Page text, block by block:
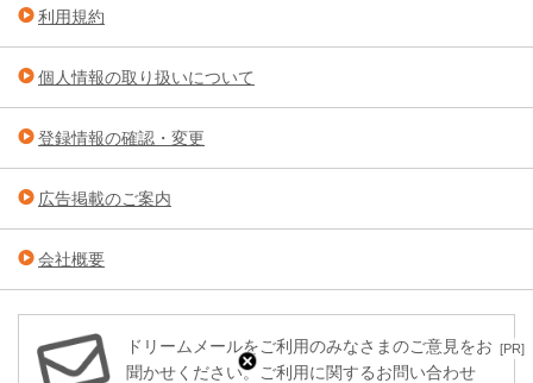
[PR]
利用規約
個人情報の取り扱いについて
登録情報の確認・変更
広告掲載のご案内
会社概要
ドリームメールをご利用のみなさまのご意見をお
聞かせください。ご利用に関するお問い合わせ